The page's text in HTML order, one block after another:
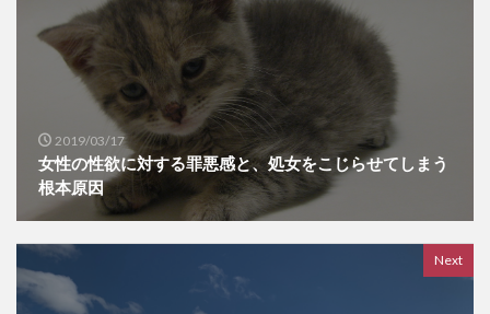
2019/03/17
女性の性欲に対する罪悪感と、処女をこじらせてしまう
根本原因
Next